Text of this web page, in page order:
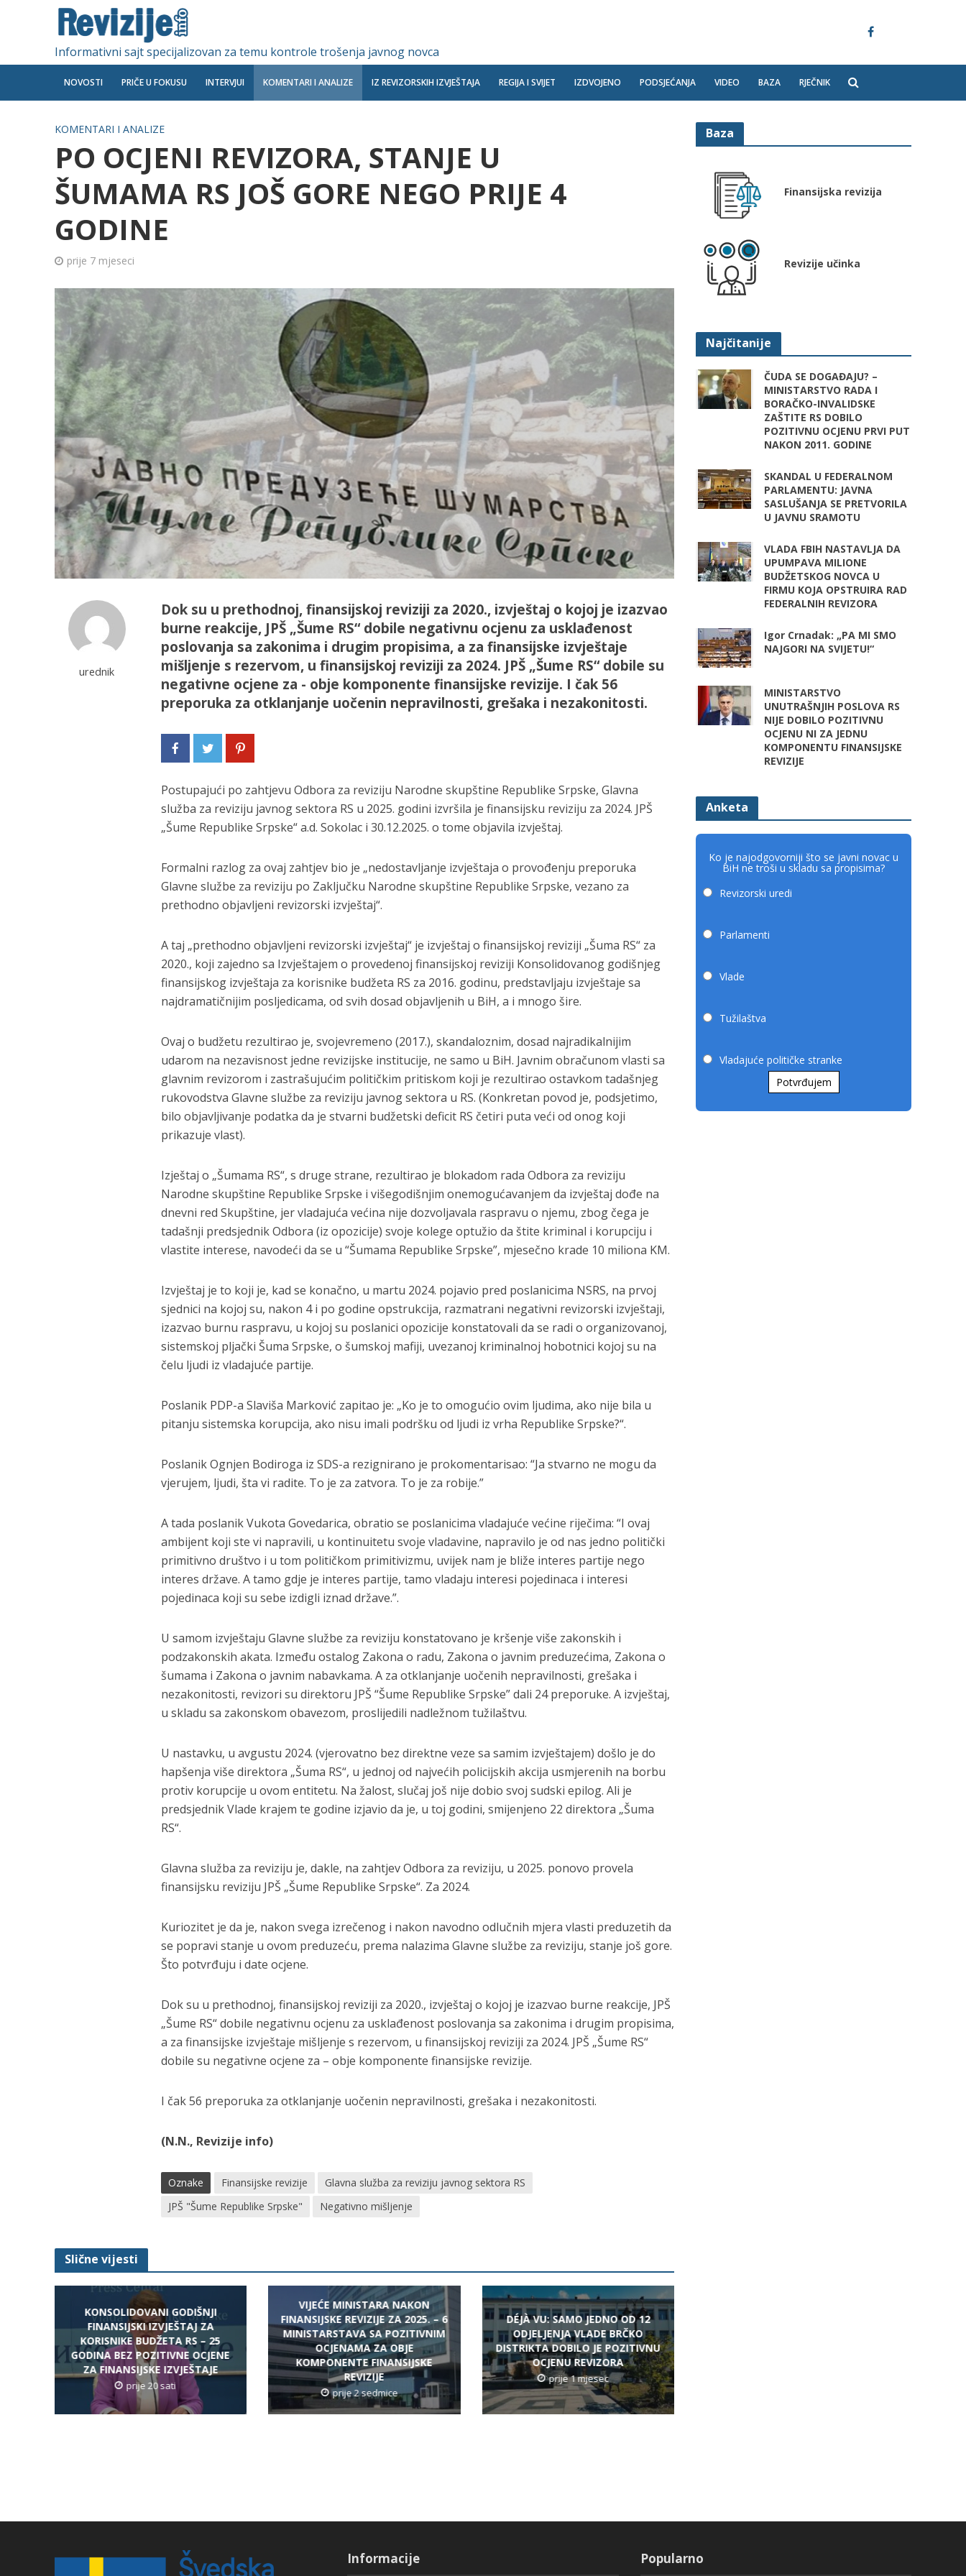
Informativni sajt specijalizovan za temu kontrole trošenja javnog novca
NOVOSTI PRIČE U FOKUSU INTERVJUI KOMENTARI I ANALIZE IZ REVIZORSKIH IZVJEŠTAJA REGIJA I SVIJET IZDVOJENO PODSJEĆANJA VIDEO BAZA RJEČNIK
KOMENTARI I ANALIZE
PO OCJENI REVIZORA, STANJE U
ŠUMAMA RS JOŠ GORE NEGO PRIJE 4
GODINE
prije 7 mjeseci
urednik
Dok su u prethodnoj, finansijskoj reviziji za 2020., izvještaj o kojoj je izazvao
burne reakcije, JPŠ „Šume RS“ dobile negativnu ocjenu za usklađenost
poslovanja sa zakonima i drugim propisima, a za finansijske izvještaje
mišljenje s rezervom, u finansijskoj reviziji za 2024. JPŠ „Šume RS“ dobile su
negativne ocjene za - obje komponente finansijske revizije. I čak 56
preporuka za otklanjanje uočenin nepravilnosti, grešaka i nezakonitosti.
Postupajući po zahtjevu Odbora za reviziju Narodne skupštine Republike Srpske, Glavna
služba za reviziju javnog sektora RS u 2025. godini izvršila je finansijsku reviziju za 2024. JPŠ
„Šume Republike Srpske“ a.d. Sokolac i 30.12.2025. o tome objavila izvještaj.
Formalni razlog za ovaj zahtjev bio je „nedostavljanje izvještaja o provođenju preporuka
Glavne službe za reviziju po Zaključku Narodne skupštine Republike Srpske, vezano za
prethodno objavljeni revizorski izvještaj“.
A taj „prethodno objavljeni revizorski izvještaj“ je izvještaj o finansijskoj reviziji „Šuma RS“ za
2020., koji zajedno sa Izvještajem o provedenoj finansijskoj reviziji Konsolidovanog godišnjeg
finansijskog izvještaja za korisnike budžeta RS za 2016. godinu, predstavljaju izvještaje sa
najdramatičnijim posljedicama, od svih dosad objavljenih u BiH, a i mnogo šire.
Ovaj o budžetu rezultirao je, svojevremeno (2017.), skandaloznim, dosad najradikalnijim
udarom na nezavisnost jedne revizijske institucije, ne samo u BiH. Javnim obračunom vlasti sa
glavnim revizorom i zastrašujućim političkim pritiskom koji je rezultirao ostavkom tadašnjeg
rukovodstva Glavne službe za reviziju javnog sektora u RS. (Konkretan povod je, podsjetimo,
bilo objavljivanje podatka da je stvarni budžetski deficit RS četiri puta veći od onog koji
prikazuje vlast).
Izještaj o „Šumama RS“, s druge strane, rezultirao je blokadom rada Odbora za reviziju
Narodne skupštine Republike Srpske i višegodišnjim onemogućavanjem da izvještaj dođe na
dnevni red Skupštine, jer vladajuća većina nije dozvoljavala raspravu o njemu, zbog čega je
tadašnji predsjednik Odbora (iz opozicije) svoje kolege optužio da štite kriminal i korupciju i
vlastite interese, navodeći da se u “Šumama Republike Srpske”, mjesečno krade 10 miliona KM.
Izvještaj je to koji je, kad se konačno, u martu 2024. pojavio pred poslanicima NSRS, na prvoj
sjednici na kojoj su, nakon 4 i po godine opstrukcija, razmatrani negativni revizorski izvještaji,
izazvao burnu raspravu, u kojoj su poslanici opozicije konstatovali da se radi o organizovanoj,
sistemskoj pljački Šuma Srpske, o šumskoj mafiji, uvezanoj kriminalnoj hobotnici kojoj su na
čelu ljudi iz vladajuće partije.
Poslanik PDP-a Slaviša Marković zapitao je: „Ko je to omogućio ovim ljudima, ako nije bila u
pitanju sistemska korupcija, ako nisu imali podršku od ljudi iz vrha Republike Srpske?“.
Poslanik Ognjen Bodiroga iz SDS-a rezignirano je prokomentarisao: “Ja stvarno ne mogu da
vjerujem, ljudi, šta vi radite. To je za zatvora. To je za robije.”
A tada poslanik Vukota Govedarica, obratio se poslanicima vladajuće većine riječima: “I ovaj
ambijent koji ste vi napravili, u kontinuitetu svoje vladavine, napravilo je od nas jedno politički
primitivno društvo i u tom političkom primitivizmu, uvijek nam je bliže interes partije nego
interes države. A tamo gdje je interes partije, tamo vladaju interesi pojedinaca i interesi
pojedinaca koji su sebe izdigli iznad države.”.
U samom izvještaju Glavne službe za reviziju konstatovano je kršenje više zakonskih i
podzakonskih akata. Između ostalog Zakona o radu, Zakona o javnim preduzećima, Zakona o
šumama i Zakona o javnim nabavkama. A za otklanjanje uočenih nepravilnosti, grešaka i
nezakonitosti, revizori su direktoru JPŠ “Šume Republike Srpske” dali 24 preporuke. A izvještaj,
u skladu sa zakonskom obavezom, proslijedili nadležnom tužilaštvu.
U nastavku, u avgustu 2024. (vjerovatno bez direktne veze sa samim izvještajem) došlo je do
hapšenja više direktora „Šuma RS“, u jednoj od najvećih policijskih akcija usmjerenih na borbu
protiv korupcije u ovom entitetu. Na žalost, slučaj još nije dobio svoj sudski epilog. Ali je
predsjednik Vlade krajem te godine izjavio da je, u toj godini, smijenjeno 22 direktora „Šuma
RS“.
Glavna služba za reviziju je, dakle, na zahtjev Odbora za reviziju, u 2025. ponovo provela
finansijsku reviziju JPŠ „Šume Republike Srpske“. Za 2024.
Kuriozitet je da je, nakon svega izrečenog i nakon navodno odlučnih mjera vlasti preduzetih da
se popravi stanje u ovom preduzeću, prema nalazima Glavne službe za reviziju, stanje još gore.
Što potvrđuju i date ocjene.
Dok su u prethodnoj, finansijskoj reviziji za 2020., izvještaj o kojoj je izazvao burne reakcije, JPŠ
„Šume RS“ dobile negativnu ocjenu za usklađenost poslovanja sa zakonima i drugim propisima,
a za finansijske izvještaje mišljenje s rezervom, u finansijskoj reviziji za 2024. JPŠ „Šume RS“
dobile su negativne ocjene za – obje komponente finansijske revizije.
I čak 56 preporuka za otklanjanje uočenin nepravilnosti, grešaka i nezakonitosti.
(N.N., Revizije info)
Oznake Finansijske revizije
Glavna služba za reviziju javnog sektora RS
JPŠ "Šume Republike Srpske"
Negativno mišljenje
Slične vijesti
KONSOLIDOVANI GODIŠNJI
FINANSIJSKI IZVJEŠTAJ ZA
KORISNIKE BUDŽETA RS – 25
GODINA BEZ POZITIVNE OCJENE
ZA FINANSIJSKE IZVJEŠTAJE
prije 20 sati
VIJEĆE MINISTARA NAKON
FINANSIJSKE REVIZIJE ZA 2025. – 6
MINISTARSTAVA SA POZITIVNIM
OCJENAMA ZA OBJE
KOMPONENTE FINANSIJSKE
REVIZIJE
prije 2 sedmice
DÉJÀ VU: SAMO JEDNO OD 12
ODJELJENJA VLADE BRČKO
DISTRIKTA DOBILO JE POZITIVNU
OCJENU REVIZORA
prije 1 mjesec
Baza
Finansijska revizija
Revizije učinka
Najčitanije
ČUDA SE DOGAĐAJU? –
MINISTARSTVO RADA I
BORAČKO-INVALIDSKE
ZAŠTITE RS DOBILO
POZITIVNU OCJENU PRVI PUT
NAKON 2011. GODINE
SKANDAL U FEDERALNOM
PARLAMENTU: JAVNA
SASLUŠANJA SE PRETVORILA
U JAVNU SRAMOTU
VLADA FBIH NASTAVLJA DA
UPUMPAVA MILIONE
BUDŽETSKOG NOVCA U
FIRMU KOJA OPSTRUIRA RAD
FEDERALNIH REVIZORA
Igor Crnadak: „PA MI SMO
NAJGORI NA SVIJETU!“
MINISTARSTVO
UNUTRAŠNJIH POSLOVA RS
NIJE DOBILO POZITIVNU
OCJENU NI ZA JEDNU
KOMPONENTU FINANSIJSKE
REVIZIJE
Anketa
Ko je najodgovorniji što se javni novac u
BiH ne troši u skladu sa propisima?
Revizorski uredi
Parlamenti
Vlade
Tužilaštva
Vladajuće političke stranke
Potvrđujem
Informacije Popularno